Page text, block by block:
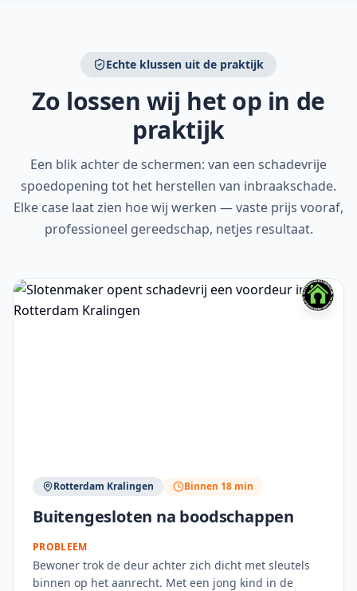
Echte klussen uit de praktijk
Zo lossen wij het op in de
praktijk
Een blik achter de schermen: van een schadevrije
spoedopening tot het herstellen van inbraakschade.
Elke case laat zien hoe wij werken — vaste prijs vooraf,
professioneel gereedschap, netjes resultaat.
Rotterdam Kralingen Binnen 18 min
Buitengesloten na boodschappen
PROBLEEM
Bewoner trok de deur achter zich dicht met sleutels
binnen op het aanrecht. Met een jong kind in de